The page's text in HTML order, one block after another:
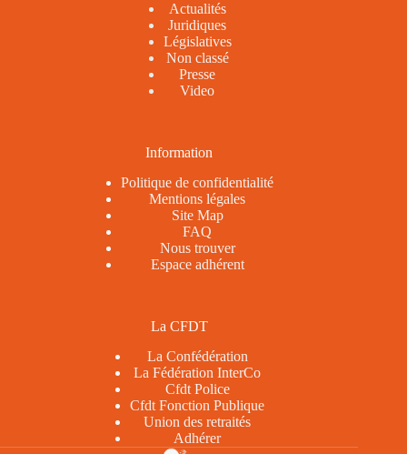
Actualités
Juridiques
Législatives
Non classé
Presse
Video
Information
Politique de confidentialité
Mentions légales
Site Map
FAQ
Nous trouver
Espace adhérent
La CFDT
La Confédération
La Fédération InterCo
Cfdt Police
Cfdt Fonction Publique
Union des retraités
Adhérer